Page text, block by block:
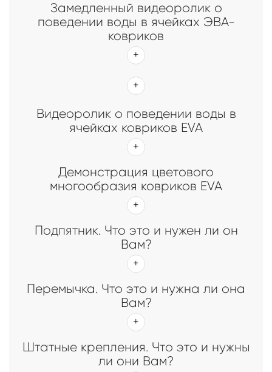
Замедленный видеоролик о
поведении воды в ячейках ЭВА-
ковриков
Видеоролик о поведении воды в
ячейках ковриков EVA
Демонстрация цветового
многообразия ковриков EVA
Подпятник. Что это и нужен ли он
Вам?
Перемычка. Что это и нужна ли она
Вам?
Штатные крепления. Что это и нужны
ли они Вам?